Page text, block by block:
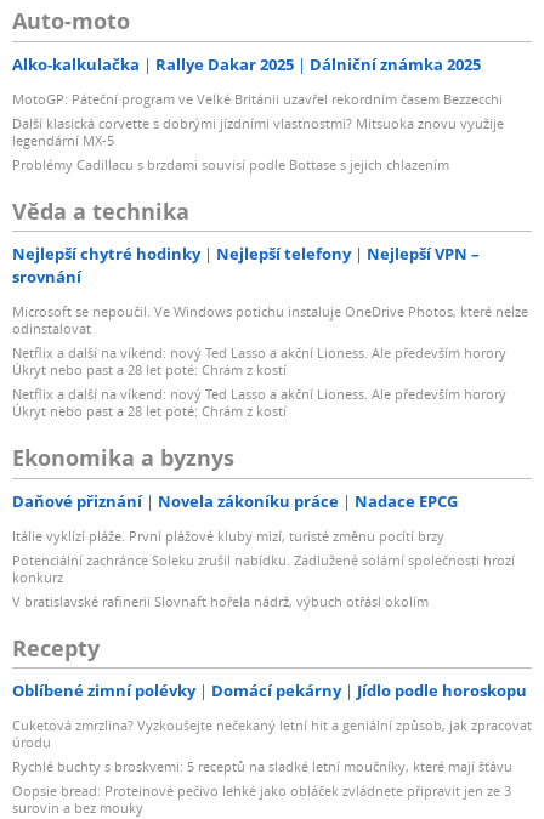
Auto-moto
Alko-kalkulačka Rallye Dakar 2025 Dálniční známka 2025
MotoGP: Páteční program ve Velké Británii uzavřel rekordním časem Bezzecchi
Další klasická corvette s dobrými jízdními vlastnostmi? Mitsuoka znovu využije
legendární MX-5
Problémy Cadillacu s brzdami souvisí podle Bottase s jejich chlazením
Věda a technika
Nejlepší chytré hodinky Nejlepší telefony
Nejlepší VPN –
srovnání
Microsoft se nepoučil. Ve Windows potichu instaluje OneDrive Photos, které nelze
odinstalovat
Netflix a další na víkend: nový Ted Lasso a akční Lioness. Ale především horory
Úkryt nebo past a 28 let poté: Chrám z kostí
Netflix a další na víkend: nový Ted Lasso a akční Lioness. Ale především horory
Úkryt nebo past a 28 let poté: Chrám z kostí
Ekonomika a byznys
Daňové přiznání Novela zákoníku práce Nadace EPCG
Itálie vyklízí pláže. První plážové kluby mizí, turisté změnu pocítí brzy
Potenciální zachránce Soleku zrušil nabídku. Zadlužené solární společnosti hrozí
konkurz
V bratislavské rafinerii Slovnaft hořela nádrž, výbuch otřásl okolím
Recepty
Oblíbené zimní polévky Domácí pekárny Jídlo podle horoskopu
Cuketová zmrzlina? Vyzkoušejte nečekaný letní hit a geniální způsob, jak zpracovat
úrodu
Rychlé buchty s broskvemi: 5 receptů na sladké letní moučníky, které mají šťávu
Oopsie bread: Proteinové pečivo lehké jako obláček zvládnete připravit jen ze 3
surovin a bez mouky